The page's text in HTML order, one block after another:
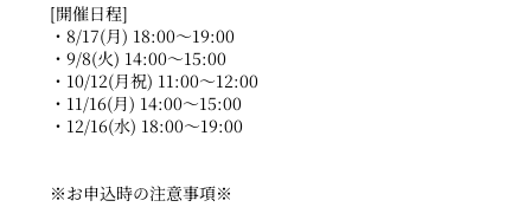
[開催日程]
・8/17(月) 18:00～19:00
・9/8(火) 14:00～15:00
・10/12(月祝) 11:00～12:00
・11/16(月) 14:00～15:00
・12/16(水) 18:00～19:00
※お申込時の注意事項※